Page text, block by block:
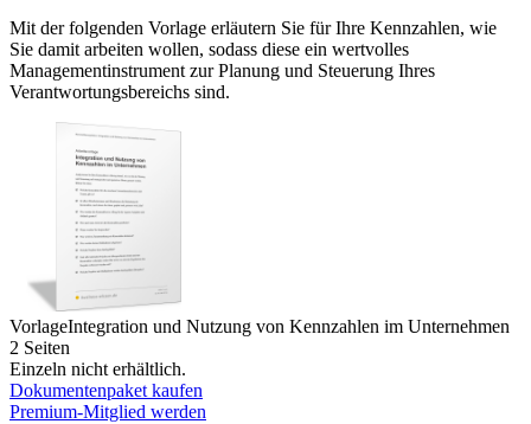
Mit der folgenden Vorlage erläutern Sie für Ihre Kennzahlen, wie
Sie damit arbeiten wollen, sodass diese ein wertvolles
Managementinstrument zur Planung und Steuerung Ihres
Verantwortungsbereichs sind.
VorlageIntegration und Nutzung von Kennzahlen im Unternehmen
2 Seiten
Einzeln nicht erhältlich.
Dokumentenpaket kaufen
Premium-Mitglied werden